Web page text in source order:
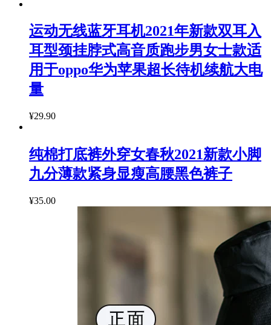
运动无线蓝牙耳机2021年新款双耳入
耳型颈挂脖式高音质跑步男女士款适
用于oppo华为苹果超长待机续航大电
量
¥29.90
纯棉打底裤外穿女春秋2021新款小脚
九分薄款紧身显瘦高腰黑色裤子
¥35.00